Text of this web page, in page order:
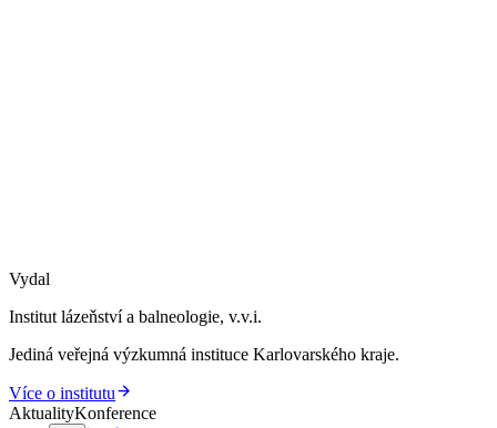
Vydal
Institut lázeňství a balneologie, v.v.i.
Jediná veřejná výzkumná instituce Karlovarského kraje.
Více o institutu
AktualityKonference